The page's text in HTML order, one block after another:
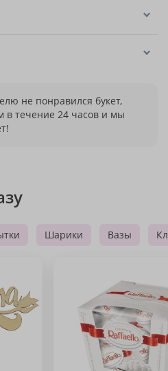
не понравился букет,
в течение 24 часов и мы
Шарики Вазы